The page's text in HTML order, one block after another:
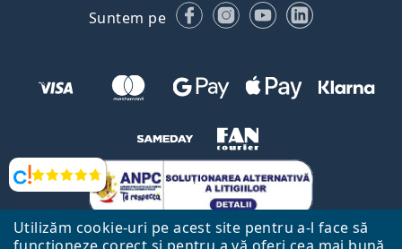
Utilizăm cookie-uri pe acest site pentru a-l face să
Opinii
Suntem pe FacebookInstagram
YouTubeLinkedIn